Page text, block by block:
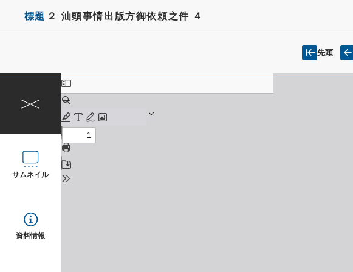
標題 ２ 汕頭事情出版方御依頼之件 ４
先頭
サムネイル
資料情報